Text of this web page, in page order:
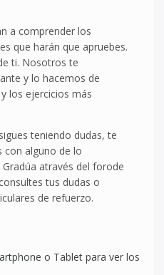
a comprender los
que harán que apruebes.
ti. Nosotros te
y lo hacemos de
los ejercicios más
teniendo dudas, te
alguno de lo
através del forode
tus dudas o
de refuerzo.
o Tablet para ver los